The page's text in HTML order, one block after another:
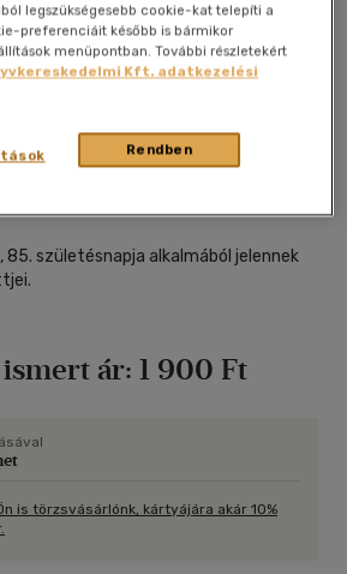
85. születésnapja alkalmából jelennek
ár: 1 900 Ft
is törzsvásárlónk, kártyájára akár 10%
legszükségesebb cookie-kat telepíti a
preferenciáit később is bármikor
menüpontban. További részletekért
Kft. adatkezelési
Rendben